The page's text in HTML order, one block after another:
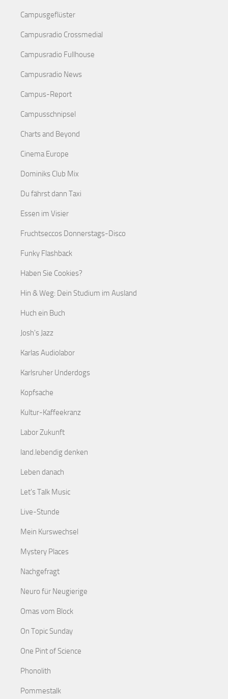
Campusgeflüster
Campusradio Crossmedial
Campusradio Fullhouse
Campusradio News
Campus-Report
Campusschnipsel
Charts and Beyond
Cinema Europe
Dominiks Club Mix
Du fährst dann Taxi
Essen im Visier
Fruchtseccos Donnerstags-Disco
Funky Flashback
Haben Sie Cookies?
Hin & Weg: Dein Studium im Ausland
Huch ein Buch
Josh's Jazz
Karlas Audiolabor
Karlsruher Underdogs
Kopfsache
Kultur-Kaffeekranz
Labor Zukunft
land.lebendig denken
Leben danach
Let's Talk Music
Live-Stunde
Mein Kurswechsel
Mystery Places
Nachgefragt
Neuro für Neugierige
Omas vom Block
On Topic Sunday
One Pint of Science
Phonolith
Pommestalk